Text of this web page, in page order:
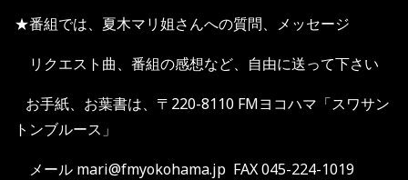
★番組では、夏木マリ姐さんへの質問、メッセージ
リクエスト曲、番組の感想など、自由に送って下さい
お手紙、お葉書は、〒220-8110 FMヨコハマ「スワサン
トンブルース」
メール mari@fmyokohama.jp FAX 045-224-1019